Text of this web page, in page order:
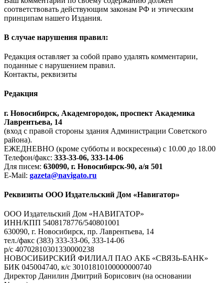
соответствовать действующим законам РФ и этическим
принципам нашего Издания.
В случае нарушения правил:
Редакция оставляет за собой право удалять комментарии,
поданные с нарушением правил.
Контакты, реквизиты
Редакция
г. Новосибирск, Академгородок, проспект Академика
Лаврентьева, 14
(вход с правой стороны здания Администрации Советского
района).
ЕЖЕДНЕВНО (кроме субботы и воскресенья) с 10.00 до 18.00
Телефон/факс: 333-33-06, 333-14-06
Для писем: 630090, г. Новосибирск-90, а/я 501
E-Mail: gazeta@navigato.ru
Реквизиты ООО Издательский Дом «Навигатор»
ООО Издательский Дом «НАВИГАТОР»
ИНН/КПП 5408178776/540801001
630090, г. Новосибирск, пр. Лаврентьева, 14
тел./факс (383) 333-33-06, 333-14-06
р/с 40702810301330000238
НОВОСИБИРСКИЙ ФИЛИАЛ ПАО АКБ «СВЯЗЬ-БАНК»
БИК 045004740, к/с 30101810100000000740
Директор Данилин Дмитрий Борисович (на основании